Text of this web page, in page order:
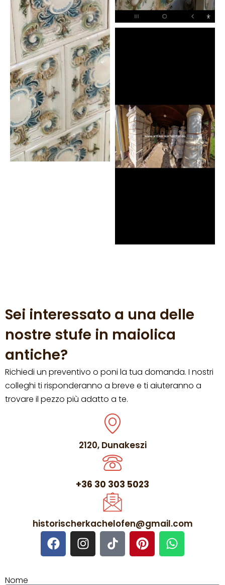
Sei interessato a una delle
nostre stufe in maiolica
antiche?
Richiedi un preventivo o poni la tua domanda. I nostri
colleghi ti risponderanno a breve e ti aiuteranno a
trovare il pezzo più adatto a te.
2120, Dunakeszi
+36 30 303 5023
historischerkachelofen@gmail.com
Nome